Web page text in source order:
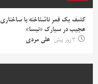
کشف یک قمر ناشناخته با ساختاری
عجیب در سیارک «نیسا»
3 روز پیش
علی مردی